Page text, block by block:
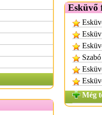
Esküvő
Még